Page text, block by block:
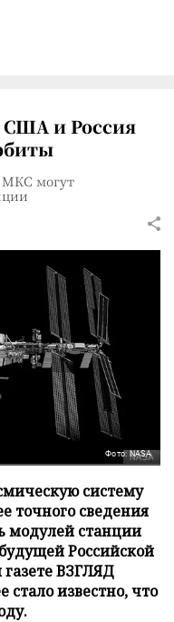
США и Россия
МКС могут
Фото: NASA
систему
точного сведения
модулей станции
Российской
газете ВЗГЛЯД
известно, что